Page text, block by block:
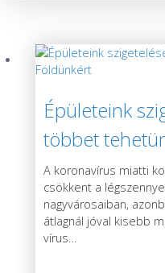
Épületeink
többet
A koronavírus miatti
csökkent a
nagyvárosaiban,
átlagnál jóval kisebb
vírus…